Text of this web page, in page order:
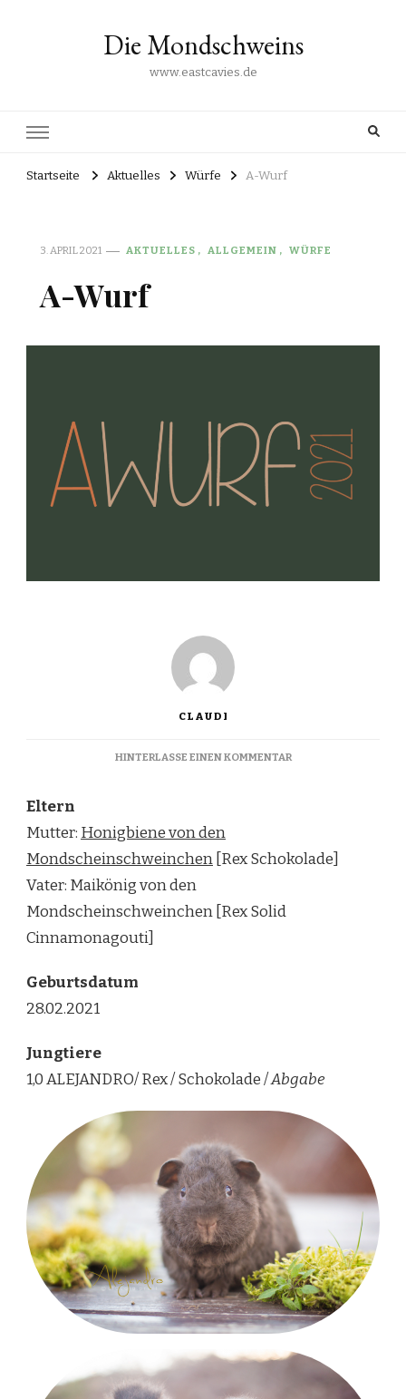
Die Mondschweins
www.eastcavies.de
Startseite Aktuelles Würfe A-Wurf
3. APRIL 2021 AKTUELLES ALLGEMEIN WÜRFE
A-Wurf
CLAUDI
HINTERLASSE EINEN KOMMENTARZU
Eltern
Mutter: Honigbiene von den
Mondscheinschweinchen [Rex Schokolade]
Vater: Maikönig von den
Mondscheinschweinchen [Rex Solid
Cinnamonagouti]
Geburtsdatum
28.02.2021
Jungtiere
1,0 ALEJANDRO/ Rex / Schokolade /Abgabe